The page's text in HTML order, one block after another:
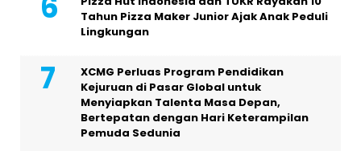
Tahun Pizza Maker Junior Ajak Anak Peduli
Lingkungan
XCMG Perluas Program Pendidikan
Kejuruan di Pasar Global untuk
Menyiapkan Talenta Masa Depan,
Bertepatan dengan Hari Keterampilan
Pemuda Sedunia